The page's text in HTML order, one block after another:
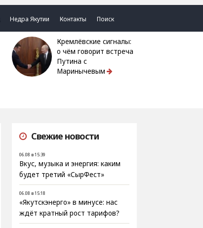
Недра Якутии Контакты Поиск
Кремлёвские сигналы:
о чём говорит встреча
Путина с
Маринычевым
Свежие новости
06.08 в 15:39
Вкус, музыка и энергия: каким
будет третий «СырФест»
06.08 в 15:18
«Якутскэнерго» в минусе: нас
ждёт кратный рост тарифов?